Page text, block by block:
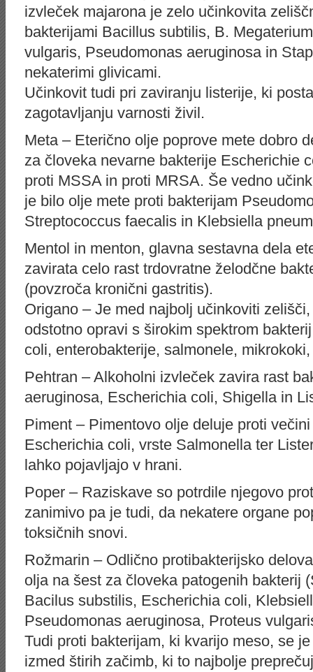
izvleček majarona je zelo učinkovita
bakterijami Bacillus subtilis, B.
vulgaris, Pseudomonas aeruginosa in
nekaterimi glivicami.
Učinkovit tudi pri zaviranju listerije, ki
zagotavljanju varnosti živil.
Meta – Eterično olje poprove mete dobro
za človeka nevarne bakterije Escherichie
proti MSSA in proti MRSA. Še vedno
je bilo olje mete proti bakterijam
Streptococcus faecalis in Klebsiella
Mentol in menton, glavna sestavna dela
zavirata celo rast trdovratne želodčne
(povzroča kronični gastritis).
Origano – Je med najbolj učinkoviti
odstotno opravi s širokim spektrom
coli, enterobakterije, salmonele,
Pehtran – Alkoholni izvleček zavira rast
aeruginosa, Escherichia coli, Shigella in
Piment – Pimentovo olje deluje proti
Escherichia coli, vrste Salmonella ter
lahko pojavljajo v hrani.
Poper – Raziskave so potrdile njegovo
zanimivo pa je tudi, da nekatere organe
toksičnih snovi.
Rožmarin – Odlično protibakterijsko
olja na šest za človeka patogenih bakterij
Bacilus substilis, Escherichia coli,
Pseudomonas aeruginosa, Proteus
Tudi proti bakterijam, ki kvarijo meso, se
izmed štirih začimb, ki to najbolje